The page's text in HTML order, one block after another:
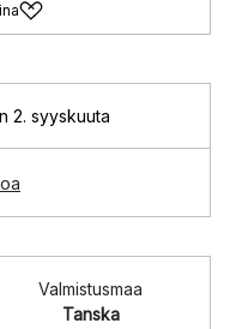
2. syyskuuta
Valmistusmaa
Tanska